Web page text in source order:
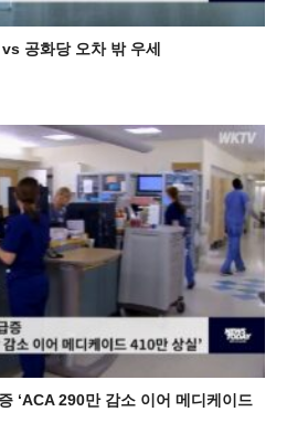
공화당 오차 밖 우세
‘ACA 290만 감소 이어 메디케이드